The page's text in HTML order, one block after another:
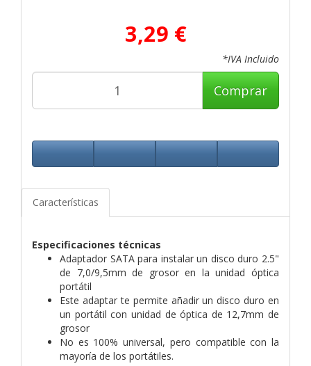
3,29 €
*IVA Incluido
Comprar
Características
Especificaciones técnicas
Adaptador SATA para instalar un disco duro 2.5"
de 7,0/9,5mm de grosor en la unidad óptica
portátil
Este adaptar te permite añadir un disco duro en
un portátil con unidad de óptica de 12,7mm de
grosor
No es 100% universal, pero compatible con la
mayoría de los portátiles.